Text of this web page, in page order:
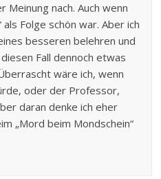
Meinung nach. Auch wenn
Folge schön war. Aber ich
besseren belehren und
Fall dennoch etwas
wäre ich, wenn
oder der Professor,
daran denke ich eher
„Mord beim Mondschein“